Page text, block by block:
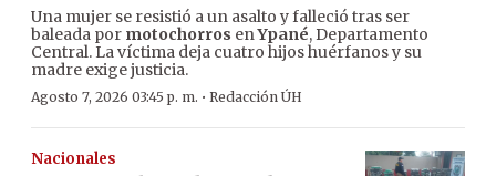
Una mujer se resistió a un asalto y falleció tras ser
baleada por motochorros enYpané, Departamento
Central. La víctima deja cuatro hijos huérfanos y su
madre exige justicia.
Agosto 7, 2026 03:45 p. m. · Redacción ÚH
Nacionales